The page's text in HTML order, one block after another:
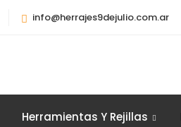
info@herrajes9dejulio.com.ar
Herramientas Y Rejillas